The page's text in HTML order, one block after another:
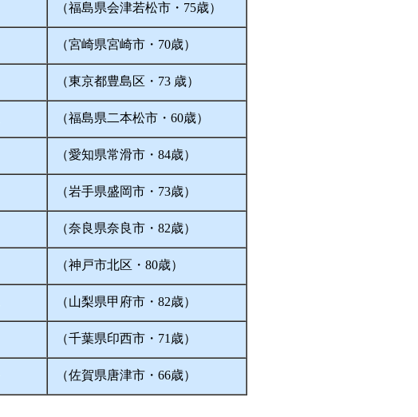
（福島県会津若松市・75歳）
（宮崎県宮崎市・70歳）
（東京都豊島区・73 歳）
（福島県二本松市・60歳）
（愛知県常滑市・84歳）
（岩手県盛岡市・73歳）
（奈良県奈良市・82歳）
（神戸市北区・80歳）
（山梨県甲府市・82歳）
（千葉県印西市・71歳）
（佐賀県唐津市・66歳）